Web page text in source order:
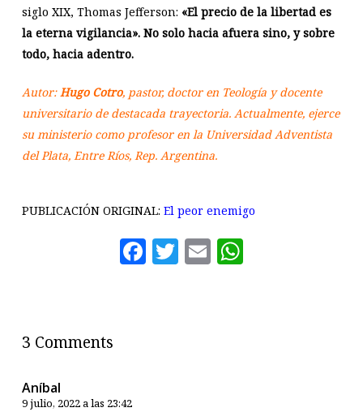
siglo XIX, Thomas Jefferson: «El precio de la libertad es
la eterna vigilancia». No solo hacia afuera sino, y sobre
todo, hacia adentro.
Autor:Hugo Cotro, pastor, doctor en Teología y docente
universitario de destacada trayectoria. Actualmente, ejerce
su ministerio como profesor en la Universidad Adventista
del Plata, Entre Ríos, Rep. Argentina.
PUBLICACIÓN ORIGINAL: El peor enemigo
Facebook
Twitter
Email
3 Comments
Aníbal
9 julio, 2022 a las 23:42